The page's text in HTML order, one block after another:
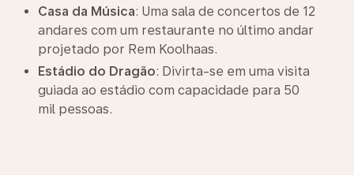
Casa da Música: Uma sala de concertos de 12
andares com um restaurante no último andar
projetado por Rem Koolhaas.
Estádio do Dragão: Divirta-se em uma visita
guiada ao estádio com capacidade para 50
mil pessoas.